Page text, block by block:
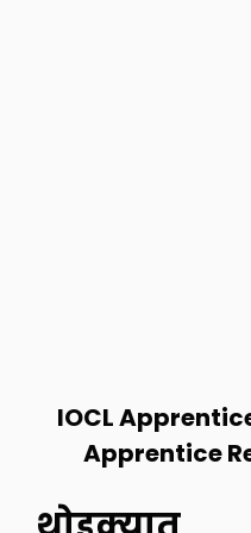
IOCL
Apprentice